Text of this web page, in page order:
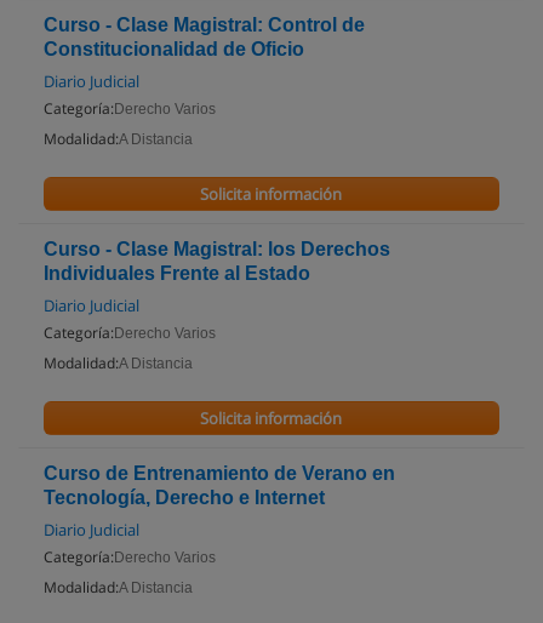
Curso - Clase Magistral: Control de
Constitucionalidad de Oficio
Diario Judicial
Categoría: Derecho Varios
Modalidad:A Distancia
Solicita información
Curso - Clase Magistral: los Derechos
Individuales Frente al Estado
Diario Judicial
Categoría: Derecho Varios
Modalidad:A Distancia
Solicita información
Curso de Entrenamiento de Verano en
Tecnología, Derecho e Internet
Diario Judicial
Categoría: Derecho Varios
Modalidad:A Distancia